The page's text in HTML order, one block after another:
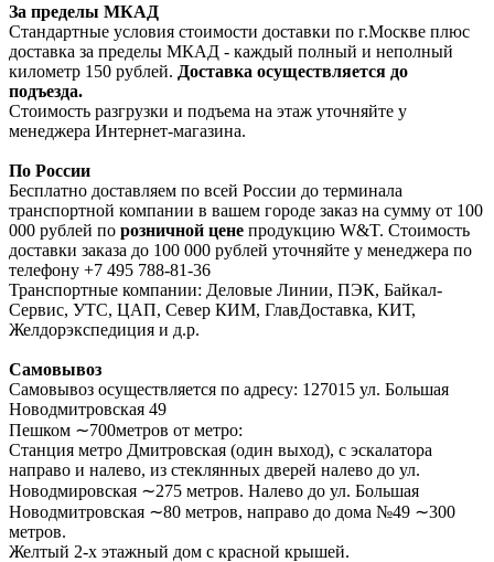
За пределы МКАД
Стандартные условия стоимости доставки по г.Москве плюс
доставка за пределы МКАД - каждый полный и неполный
километр 150 рублей. Доставка осуществляется до
подъезда.
Стоимость разгрузки и подъема на этаж уточняйте у
менеджера Интернет-магазина.
По России
Бесплатно доставляем по всей России до терминала
транспортной компании в вашем городе заказ на сумму от 100
000 рублей по розничной цене продукцию W&T. Стоимость
доставки заказа до 100 000 рублей уточняйте у менеджера по
телефону +7 495 788-81-36
Транспортные компании: Деловые Линии, ПЭК, Байкал-
Сервис, УТС, ЦАП, Север КИМ, ГлавДоставка, КИТ,
Желдорэкспедиция и д.р.
Самовывоз
Самовывоз осуществляется по адресу: 127015 ул. Большая
Новодмитровская 49
Пешком ∼700метров от метро:
Станция метро Дмитровская (один выход), с эскалатора
направо и налево, из стеклянных дверей налево до ул.
Новодмировская ∼275 метров. Налево до ул. Большая
Новодмитровская ∼80 метров, направо до дома №49 ∼300
метров.
Желтый 2-х этажный дом с красной крышей.